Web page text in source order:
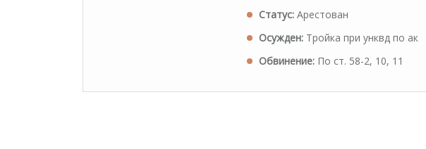
Статус: Арестован
Осужден: Тройка при унквд по ак
Обвинение: По ст. 58-2, 10, 11